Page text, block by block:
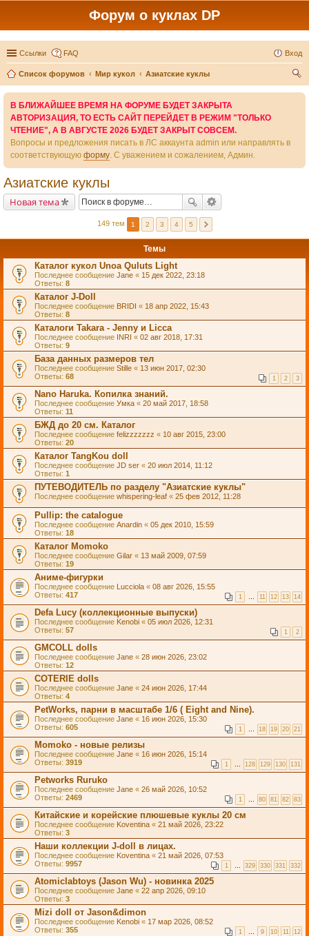
Форум о куклах DP
Ссылки FAQ Вход
Список форумов Мир кукол
Азиатские куклы
В БЛИЖАЙШЕЕ ВРЕМЯ НА ФОРУМЕ БУДЕТ ЗАКРЫТА
АВТОРИЗАЦИЯ, ТО ЕСТЬ САЙТ ПЕРЕЙДЕТ В РЕЖИМ "ТОЛЬКО
ЧТЕНИЕ", А В АВГУСТЕ 2026 БУДЕТ ЗАКРЫТ СОВСЕМ.
Вопросы и предложения писать в ЛС аккаунта admin или направлять в
соответствующую форму. С уважением и сожалением, Админ.
Азиатские куклы
Новая тема
149 тем 1 2 3 4 5
Темы
Каталог кукол Unoa Quluts Light
Последнее сообщение Jane « 15 дек 2022, 23:18
Ответы: 8
Каталог J-Doll
Последнее сообщение BRIDI « 18 апр 2022, 15:43
Ответы: 8
Каталоги Takara - Jenny и Licca
Последнее сообщение INRI « 02 авг 2018, 17:31
Ответы: 9
База данных размеров тел
Последнее сообщение Stille « 13 июн 2017, 02:30
Ответы: 68 1 2 3
Nano Haruka. Копилка знаний.
Последнее сообщение Умка « 20 май 2017, 18:58
Ответы: 11
БЖД до 20 см. Каталог
Последнее сообщение felizzzzzzz « 10 авг 2015, 23:00
Ответы: 20
Каталог TangKou doll
Последнее сообщение JD ser « 20 июл 2014, 11:12
Ответы: 1
ПУТЕВОДИТЕЛЬ по разделу "Азиатские куклы"
Последнее сообщение whispering-leaf « 25 фев 2012, 11:28
Pullip: the catalogue
Последнее сообщение Anardin « 05 дек 2010, 15:59
Ответы: 18
Каталог Momoko
Последнее сообщение Gilar « 13 май 2009, 07:59
Ответы: 19
Аниме-фигурки
Последнее сообщение Lucciola « 08 авг 2026, 15:55
Ответы: 417 1 … 11 12 13 14
Defa Lucy (коллекционные выпуски)
Последнее сообщение Kenobi « 05 июл 2026, 12:31
Ответы: 57 1 2
GMCOLL dolls
Последнее сообщение Jane « 28 июн 2026, 23:02
Ответы: 12
COTERIE dolls
Последнее сообщение Jane « 24 июн 2026, 17:44
Ответы: 4
PetWorks, парни в масштабе 1/6 ( Eight and Nine).
Последнее сообщение Jane « 16 июн 2026, 15:30
Ответы: 605 1 … 18 19 20 21
Momoko - новые релизы
Последнее сообщение Jane « 16 июн 2026, 15:14
Ответы: 3919 1 … 128 129 130 131
Petworks Ruruko
Последнее сообщение Jane « 26 май 2026, 10:52
Ответы: 2469 1 … 80 81 82 83
Китайские и корейские плюшевые куклы 20 см
Последнее сообщение Koventina « 21 май 2026, 23:22
Ответы: 3
Наши коллекции J-doll в лицах.
Последнее сообщение Koventina « 21 май 2026, 07:53
Ответы: 9957 1 … 329 330 331 332
Atomiclabtoys (Jason Wu) - новинка 2025
Последнее сообщение Jane « 22 апр 2026, 09:10
Ответы: 3
Mizi doll от Jason&dimon
Последнее сообщение Kenobi « 17 мар 2026, 08:52
Ответы: 355 1 … 9 10 11 12